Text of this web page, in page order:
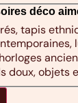
déco
tapis
doux, objets